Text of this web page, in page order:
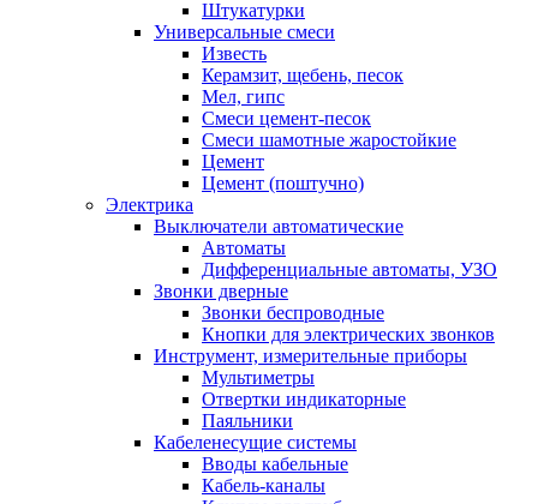
Штукатурки
Универсальные смеси
Известь
Керамзит, щебень, песок
Мел, гипс
Смеси цемент-песок
Смеси шамотные жаростойкие
Цемент
Цемент (поштучно)
Электрика
Выключатели автоматические
Автоматы
Дифференциальные автоматы, УЗО
Звонки дверные
Звонки беспроводные
Кнопки для электрических звонков
Инструмент, измерительные приборы
Мультиметры
Отвертки индикаторные
Паяльники
Кабеленесущие системы
Вводы кабельные
Кабель-каналы